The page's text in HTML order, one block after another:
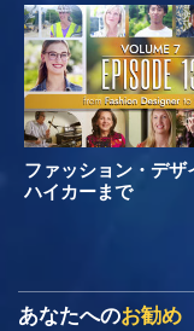
ファッション・デザ
ハイカーまで
あなたへのお勧め